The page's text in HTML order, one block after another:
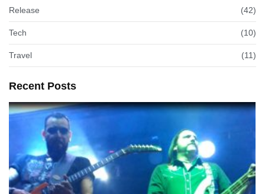
Release (42)
Tech (10)
Travel (11)
Recent Posts